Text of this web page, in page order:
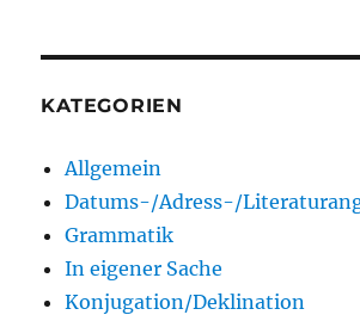
KATEGORIEN
Allgemein
Datums-/Adress-/
Grammatik
In eigener Sache
Konjugation/Deklination